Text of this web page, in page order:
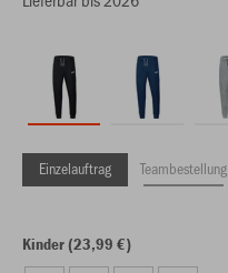
Einzelauftrag Teambestellung
Kinder (23,99 €)